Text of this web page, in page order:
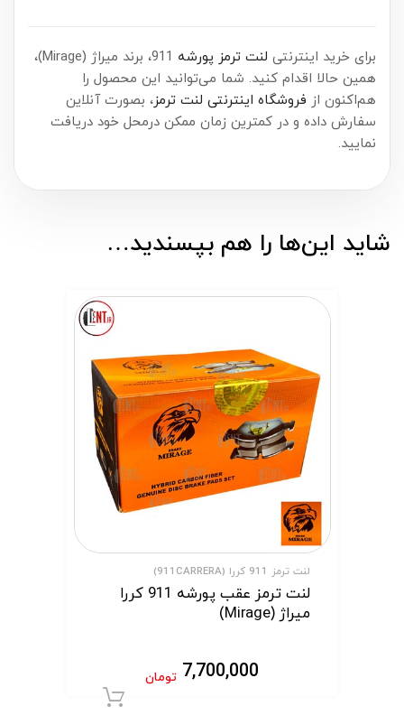
برای خرید اینترنتی لنت ترمز پورشه
911، برند میراژ (Mirage)،
همین حالا اقدام کنید. شما می‌توانید این محصول را
هم‌اکنون از فروشگاه اینترنتی لنت ترمز، بصورت آنلاین
سفارش داده و در کمترین زمان ممکن درمحل خود دریافت
نمایید.
شاید این‌ها را هم بپسندید…
لنت ترمز 911 کررا (911CARRERA)
لنت ترمز عقب پورشه 911 کررا
میراژ (Mirage)
7,700,000 تومان